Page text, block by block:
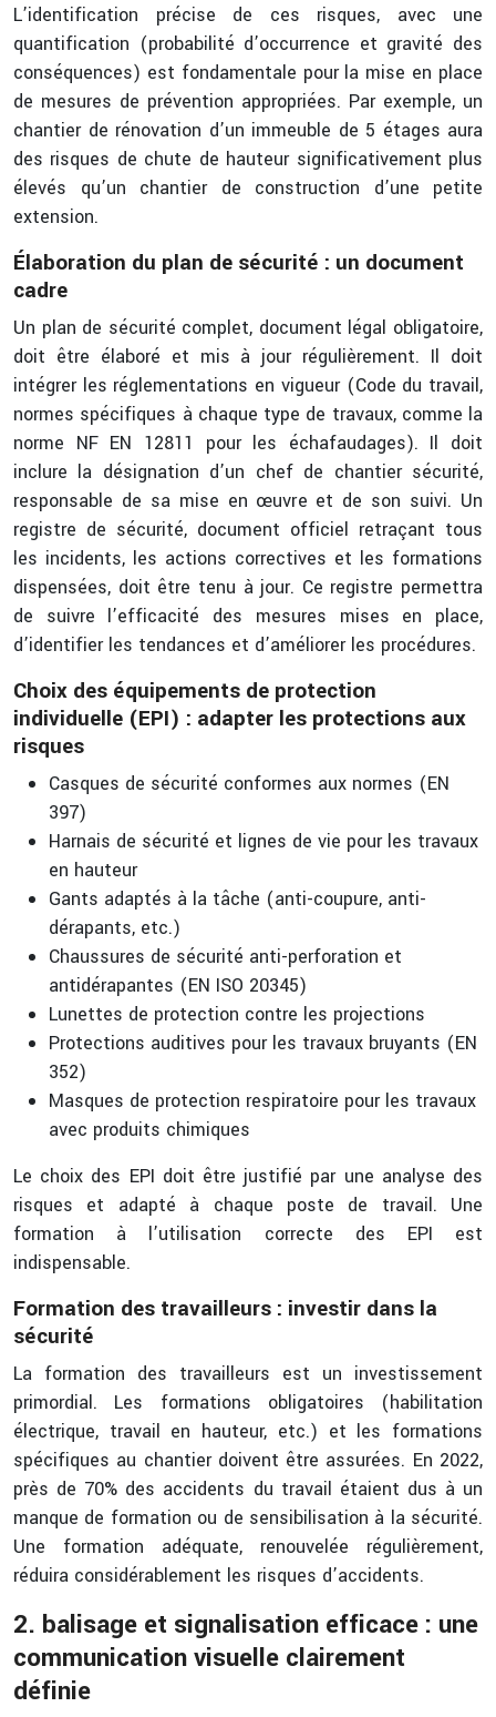
L’identification précise de ces risques, avec une
quantification (probabilité d’occurrence et gravité des
conséquences) est fondamentale pour la mise en place
de mesures de prévention appropriées. Par exemple, un
chantier de rénovation d’un immeuble de 5 étages aura
des risques de chute de hauteur significativement plus
élevés qu’un chantier de construction d’une petite
extension.
Élaboration du plan de sécurité : un document
cadre
Un plan de sécurité complet, document légal obligatoire,
doit être élaboré et mis à jour régulièrement. Il doit
intégrer les réglementations en vigueur (Code du travail,
normes spécifiques à chaque type de travaux, comme la
norme NF EN 12811 pour les échafaudages). Il doit
inclure la désignation d’un chef de chantier sécurité,
responsable de sa mise en œuvre et de son suivi. Un
registre de sécurité, document officiel retraçant tous
les incidents, les actions correctives et les formations
dispensées, doit être tenu à jour. Ce registre permettra
de suivre l’efficacité des mesures mises en place,
d’identifier les tendances et d’améliorer les procédures.
Choix des équipements de protection
individuelle (EPI) : adapter les protections aux
risques
Casques de sécurité conformes aux normes (EN
397)
Harnais de sécurité et lignes de vie pour les travaux
en hauteur
Gants adaptés à la tâche (anti-coupure, anti-
dérapants, etc.)
Chaussures de sécurité anti-perforation et
antidérapantes (EN ISO 20345)
Lunettes de protection contre les projections
Protections auditives pour les travaux bruyants (EN
352)
Masques de protection respiratoire pour les travaux
avec produits chimiques
Le choix des EPI doit être justifié par une analyse des
risques et adapté à chaque poste de travail. Une
formation à l’utilisation correcte des EPI est
indispensable.
Formation des travailleurs : investir dans la
sécurité
La formation des travailleurs est un investissement
primordial. Les formations obligatoires (habilitation
électrique, travail en hauteur, etc.) et les formations
spécifiques au chantier doivent être assurées. En 2022,
près de 70% des accidents du travail étaient dus à un
manque de formation ou de sensibilisation à la sécurité.
Une formation adéquate, renouvelée régulièrement,
réduira considérablement les risques d’accidents.
2. balisage et signalisation efficace : une
communication visuelle clairement
définie